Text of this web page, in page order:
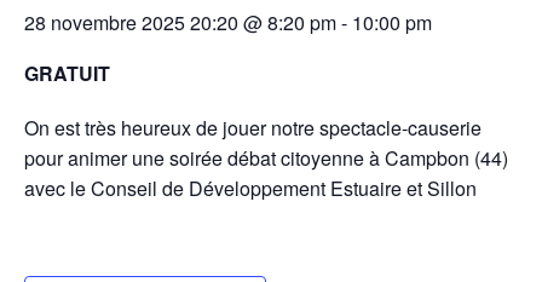
28 novembre 2025 20:20 @ 8:20 pm- 10:00 pm
GRATUIT
On est très heureux de jouer notre spectacle-causerie
pour animer une soirée débat citoyenne à Campbon (44)
avec le Conseil de Développement Estuaire et Sillon